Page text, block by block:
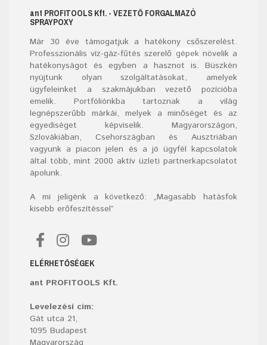
ant PROFITOOLS Kft. - VEZETŐ FORGALMAZÓ
SPRAYPOXY
Már 30 éve támogatjuk a hatékony csőszerelést.
Professzionális víz-gáz-fűtés szerelő gépeknövelik a
hatékonyságot és egyben a hasznot is. Büszkén
nyújtunk olyan szolgáltatásokat, amelyek
ügyfeleinket a szakmájukban vezető pozícióba
emelik. Portfóliónkba tartoznak a világ
legnépszerűbb márkái, melyek a minőséget és az
egyediséget képviselik. Magyarországon,
Szlovákiában, Csehországban és Ausztriában
vagyunk a piacon jelen és a jó ügyfél kapcsolatok
által több, mint 2000 aktív üzleti partnerkapcsolatot
ápolunk.
A mi jeligénk a következő: „Magasabb hatásfok
kisebb erőfeszítéssel”
ELÉRHETŐSÉGEK
ant PROFITOOLS Kft.
Levelezési cím:
Gát utca 21,
1095 Budapest
Magyarország